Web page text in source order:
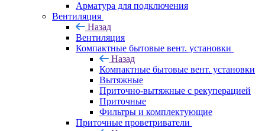
Арматура для подключения
Вентиляция
Назад
Вентиляция
Компактные бытовые вент. установки
Назад
Компактные бытовые вент. установки
Вытяжные
Приточно-вытяжные с рекуперацией
Приточные
Фильтры и комплектующие
Приточные проветриватели